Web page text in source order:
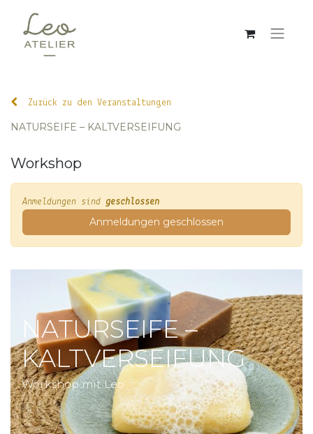
Zurück zu den Veranstaltungen
NATURSEIFE – KALTVERSEIFUNG
Workshop
Anmeldungen sind geschlossen
Anmeldungen geschlossen
NATURSEIFE –
KALTVERSEIFUNG
Workshop mit Leo